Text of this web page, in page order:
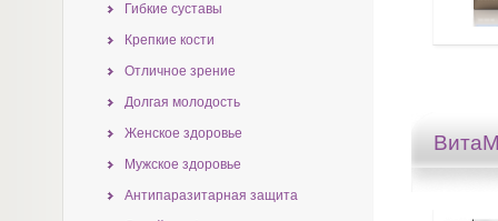
Гибкие суставы
Крепкие кости
Отличное зрение
Долгая молодость
Женское здоровье
Мужское здоровье
Антипаразитарная защита